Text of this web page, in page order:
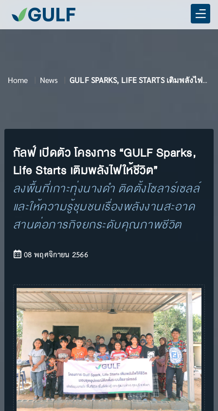
Home News GULF SPARKS, LIFE STARTS เติมพลังไฟให้ชีวิต
กัลฟ์ เปิดตัว โครงการ “GULF Sparks,
Life Starts เติมพลังไฟให้ชีวิต”
ลงพื้นที่เกาะทุ่งนางดำ ติดตั้งโซลาร์เซลล์
และให้ความรู้ชุมชนเรื่องพลังงานสะอาด
สานต่อภารกิจยกระดับคุณภาพชีวิต
08 พฤศจิกายน 2566